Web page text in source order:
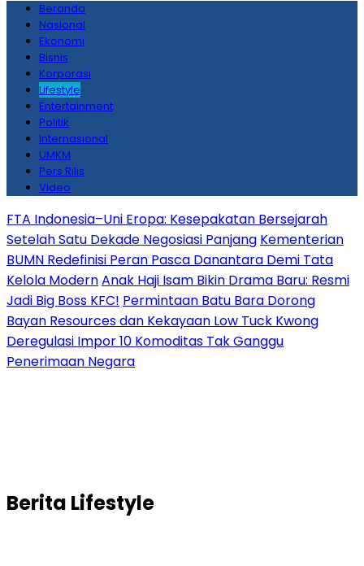
Beranda
Nasional
Ekonomi
Bisnis
Korporasi
Lifestyle
Entertainment
Politik
Internasional
UMKM
Pers Rilis
Video
FTA Indonesia–Uni Eropa: Kesepakatan Bersejarah
Setelah Satu Dekade Negosiasi Panjang Kementerian
BUMN Redefinisi Peran Pasca Danantara Demi Tata
Kelola ModernAnak Haji Isam Bikin Drama Baru: Resmi
Jadi Big Boss KFC! Permintaan Batu Bara Dorong
Bayan Resources dan Kekayaan Low Tuck Kwong
Deregulasi Impor 10 Komoditas Tak Ganggu
Penerimaan Negara
Berita Lifestyle